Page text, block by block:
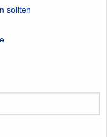
sollten